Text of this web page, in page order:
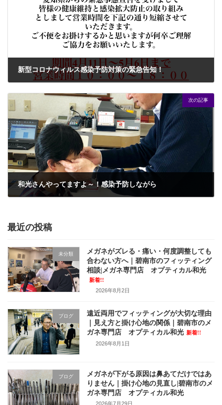
新型コロナウィルス感染予防対策の緊急告知！
次の記事
和光さんやってますよ～！感染予防しながら
最近の投稿
未分類
メガネがズレる・痛い・何度調整しても
合わない方へ｜碧南市のフィッティング
相談|メガネ専門店 オプティカル和光
新着!!
2026年8月2日
ブログ
遠近両用でフィッティングが大切な理由
｜見え方と掛け心地の関係｜碧南市のメ
ガネ専門店 オプティカル和光 新着!!
2026年8月1日
ブログ
メガネが下がる原因は鼻あてだけではあ
りません｜掛け心地の見直し|碧南市のメ
ガネ専門店 オプティカル和光
2026年7月29日